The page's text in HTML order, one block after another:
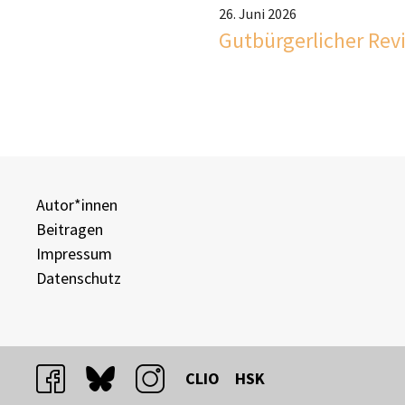
26. Juni 2026
Gutbürgerlicher
Autor*innen
Beitragen
Impressum
Datenschutz
facebookbluesky instagram
CLIO HSK